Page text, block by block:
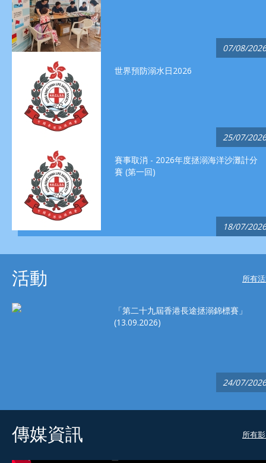
07/08/2026
世界預防溺水日2026
25/07/2026
賽事取消 - 2026年度拯溺海洋沙灘計分
賽 (第一回)
18/07/2026
活動 所有
「第二十九屆香港長途拯溺錦標賽」
(13.09.2026)
24/07/2026
傳媒資訊 所有